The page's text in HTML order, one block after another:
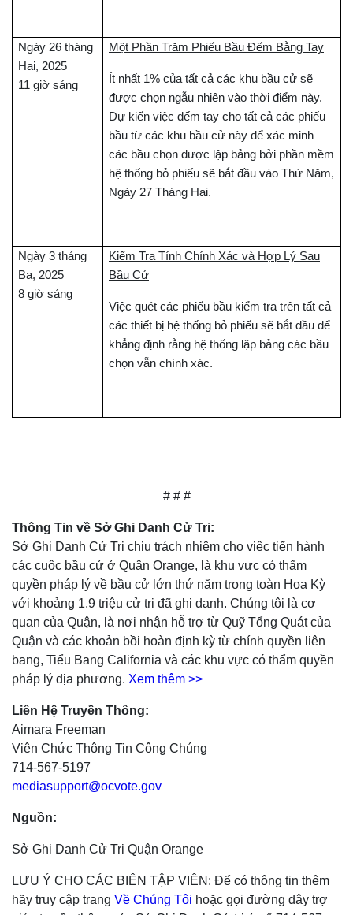
Ngày 26 tháng
Hai, 2025
11 giờ sáng
Một Phần Trăm Phiếu Bầu Đếm Bằng Tay
Ít nhất 1% của tất cả các khu bầu cử sẽ
được chọn ngẫu nhiên vào thời điểm này.
Dự kiến việc đếm tay cho tất cả các phiếu
bầu từ các khu bầu cử này để xác minh
các bầu chọn được lập bảng bởi phần mềm
hệ thống bỏ phiếu sẽ bắt đầu vào Thứ Năm,
Ngày 27 Tháng Hai.
Ngày 3 tháng
Ba, 2025
8 giờ sáng
Kiểm Tra Tính Chính Xác và Hợp Lý Sau
Bầu Cử
Việc quét các phiếu bầu kiểm tra trên tất cả
các thiết bị hệ thống bỏ phiếu sẽ bắt đầu để
khẳng định rằng hệ thống lập bảng các bầu
chọn vẫn chính xác.
# # #
Thông Tin về Sở Ghi Danh Cử Tri:
Sở Ghi Danh Cử Tri chịu trách nhiệm cho việc tiến hành
các cuộc bầu cử ở Quận Orange, là khu vực có thẩm
quyền pháp lý về bầu cử lớn thứ năm trong toàn Hoa Kỳ
với khoảng 1.9 triệu cử tri đã ghi danh. Chúng tôi là cơ
quan của Quận, là nơi nhận hỗ trợ từ Quỹ Tổng Quát của
Quận và các khoản bồi hoàn định kỳ từ chính quyền liên
bang, Tiểu Bang California và các khu vực có thẩm quyền
pháp lý địa phương. Xem thêm >>
Liên Hệ Truyền Thông:
Aimara Freeman
Viên Chức Thông Tin Công Chúng
714-567-5197
mediasupport@ocvote.gov
Nguồn:
Sở Ghi Danh Cử Tri Quận Orange
LƯU Ý CHO CÁC BIÊN TẬP VIÊN: Để có thông tin thêm
hãy truy cập trang Về Chúng Tôi hoặc gọi đường dây trợ